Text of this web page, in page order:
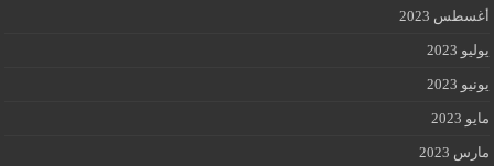
أغسطس 2023
يوليو 2023
يونيو 2023
مايو 2023
مارس 2023